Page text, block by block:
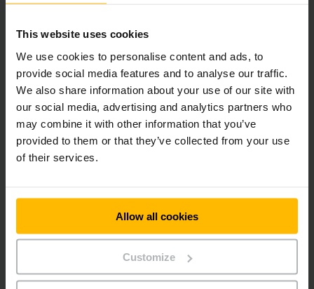
This website uses cookies
We use cookies to personalise content and ads, to
provide social media features and to analyse our traffic.
We also share information about your use of our site with
our social media, advertising and analytics partners who
may combine it with other information that you’ve
provided to them or that they’ve collected from your use
of their services.
Allow all cookies
Customize
随时随地 - 时刻准备
物流系统
永恒力将制造商的能力与解决方案供应商的经验和专业知识结
合。 我们的客户服务人员从项目规划到实施再到维护和支持都